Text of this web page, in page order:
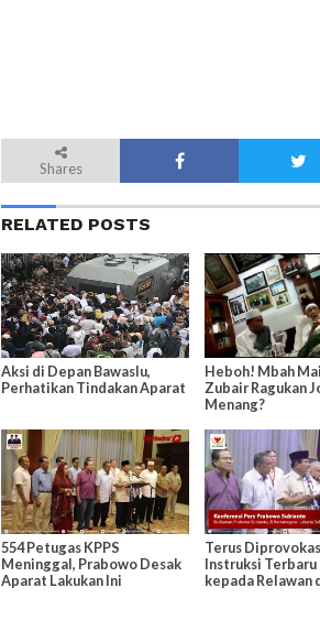
Shares
RELATED POSTS
Aksi di Depan Bawaslu,
Perhatikan Tindakan Aparat
Heboh! Mbah
Zubair Ragukan
Menang?
554 Petugas KPPS
Meninggal, Prabowo Desak
Aparat Lakukan Ini
Terus
Instruksi Terbaru
kepada Relawan